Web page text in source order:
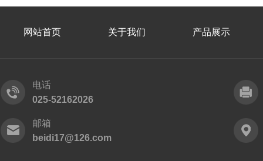
网站首页 关于我们 产品展示
电话
025-52162026
邮箱
beidi17@126.com